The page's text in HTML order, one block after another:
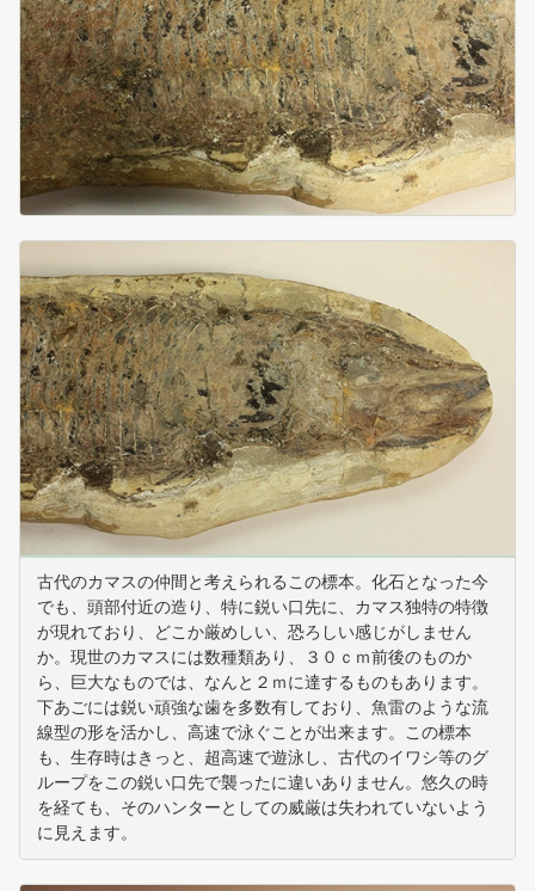
古代のカマスの仲間と考えられるこの標本。化石となった今
でも、頭部付近の造り、特に鋭い口先に、カマス独特の特徴
が現れており、どこか厳めしい、恐ろしい感じがしません
か。現世のカマスには数種類あり、３０ｃｍ前後のものか
ら、巨大なものでは、なんと２ｍに達するものもあります。
下あごには鋭い頑強な歯を多数有しており、魚雷のような流
線型の形を活かし、高速で泳ぐことが出来ます。この標本
も、生存時はきっと、超高速で遊泳し、古代のイワシ等のグ
ループをこの鋭い口先で襲ったに違いありません。悠久の時
を経ても、そのハンターとしての威厳は失われていないよう
に見えます。